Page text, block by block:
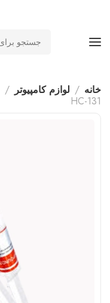
خانه لوازم کامپیوتر
HC-131